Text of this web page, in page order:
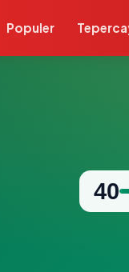
Populer
40